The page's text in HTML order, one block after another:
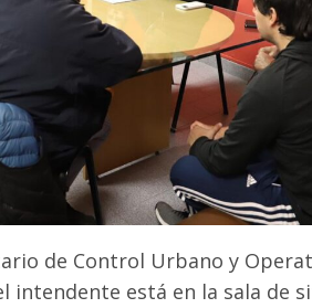
de Control Urbano y
intendente está en la sala de